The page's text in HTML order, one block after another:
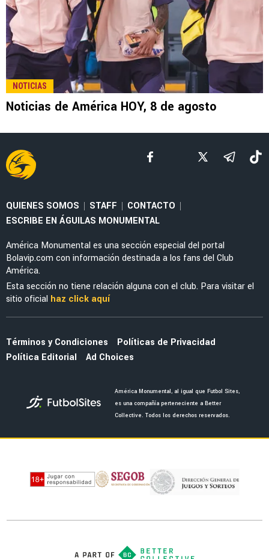
LEE TAMBIÉN
EX AMÉRICA
Raúl Jiménez tuvo un increíble recibimiento en
su primer partido con Wolverhampton en casa
América vs. Portland Timbers: dónde ver EN